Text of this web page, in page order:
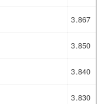
3.867
3.850
3.840
3.830